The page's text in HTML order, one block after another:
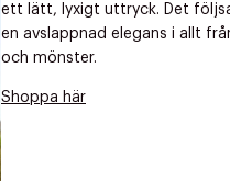
ett lätt, lyxigt uttryck. Det
en avslappnad elegans i allt
och mönster.
Shoppa här